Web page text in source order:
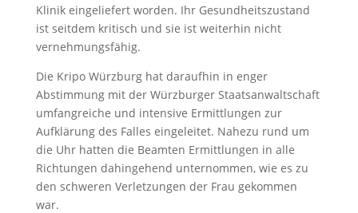
Klinik eingeliefert worden. Ihr Gesundheitszustand
ist seitdem kritisch und sie ist weiterhin nicht
vernehmungsfähig.
Die Kripo Würzburg hat daraufhin in enger
Abstimmung mit der Würzburger Staatsanwaltschaft
umfangreiche und intensive Ermittlungen zur
Aufklärung des Falles eingeleitet. Nahezu rund um
die Uhr hatten die Beamten Ermittlungen in alle
Richtungen dahingehend unternommen, wie es zu
den schweren Verletzungen der Frau gekommen
war.